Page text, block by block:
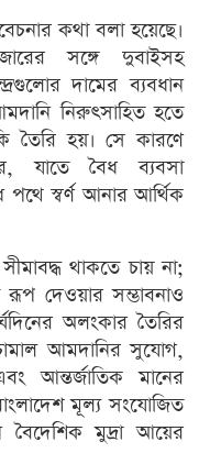
কথা বলা হয়েছে।
সঙ্গে দুবাইসহ
দামের ব্যবধান
নিরুৎসাহিত হতে
তৈরি হয়। সে কারণে
যাতে বৈধ ব্যবসা
স্বর্ণ আনার আর্থিক
থাকতে চায় না;
রূপ দেওয়ার সম্ভাবনাও
অলংকার তৈরির
আমদানির সুযোগ,
আন্তর্জাতিক মানের
মূল্য সংযোজিত
বৈদেশিক মুদ্রা আয়ের